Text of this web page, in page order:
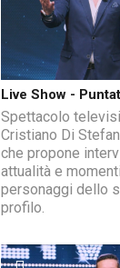
Live Show -
Spettacolo
Cristiano Di
che propone
attualità e
personaggi dello
profilo.